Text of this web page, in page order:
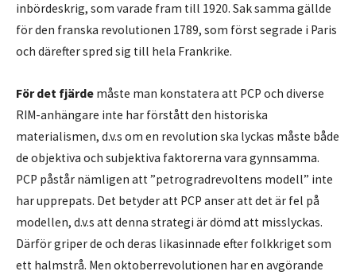
inbördeskrig, som varade fram till 1920. Sak samma gällde
för den franska revolutionen 1789, som först segrade i Paris
och därefter spred sig till hela Frankrike.
För det fjärde måste man konstatera att PCP och diverse
RIM-anhängare inte har förstått den historiska
materialismen, d.v.s om en revolution ska lyckas måste både
de objektiva och subjektiva faktorerna vara gynnsamma.
PCP påstår nämligen att ”petrogradrevoltens modell” inte
har upprepats. Det betyder att PCP anser att det är fel på
modellen, d.v.s att denna strategi är dömd att misslyckas.
Därför griper de och deras likasinnade efter folkkriget som
ett halmstrå. Men oktoberrevolutionen har en avgörande